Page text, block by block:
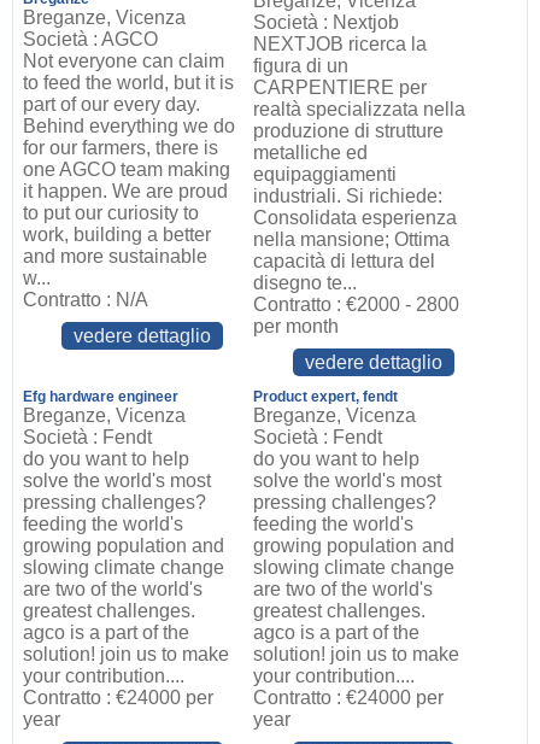
Breganze, Vicenza
Società : AGCO
Not everyone can claim
to feed the world, but it is
part of our every day.
Behind everything we do
for our farmers, there is
one AGCO team making
it happen. We are proud
to put our curiosity to
work, building a better
and more sustainable
w...
Contratto : N/A
vedere dettaglio
Società : Nextjob
NEXTJOB ricerca la
figura di un
CARPENTIERE per
realtà specializzata nella
produzione di strutture
metalliche ed
equipaggiamenti
industriali. Si richiede:
Consolidata esperienza
nella mansione; Ottima
capacità di lettura del
disegno te...
Contratto : €2000 - 2800
per month
vedere dettaglio
Efg hardware engineer
Breganze, Vicenza
Società : Fendt
do you want to help
solve the world's most
pressing challenges?
feeding the world's
growing population and
slowing climate change
are two of the world's
greatest challenges.
agco is a part of the
solution! join us to make
your contribution....
Contratto : €24000 per
year
Product expert, fendt
Breganze, Vicenza
Società : Fendt
do you want to help
solve the world's most
pressing challenges?
feeding the world's
growing population and
slowing climate change
are two of the world's
greatest challenges.
agco is a part of the
solution! join us to make
your contribution....
Contratto : €24000 per
year